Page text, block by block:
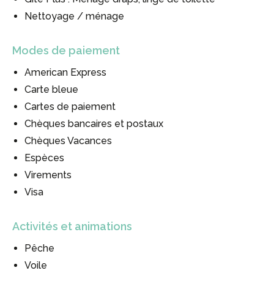
Nettoyage / ménage
Modes de paiement
American Express
Carte bleue
Cartes de paiement
Chèques bancaires et postaux
Chèques Vacances
Espèces
Virements
Visa
Activités et animations
Pêche
Voile
#